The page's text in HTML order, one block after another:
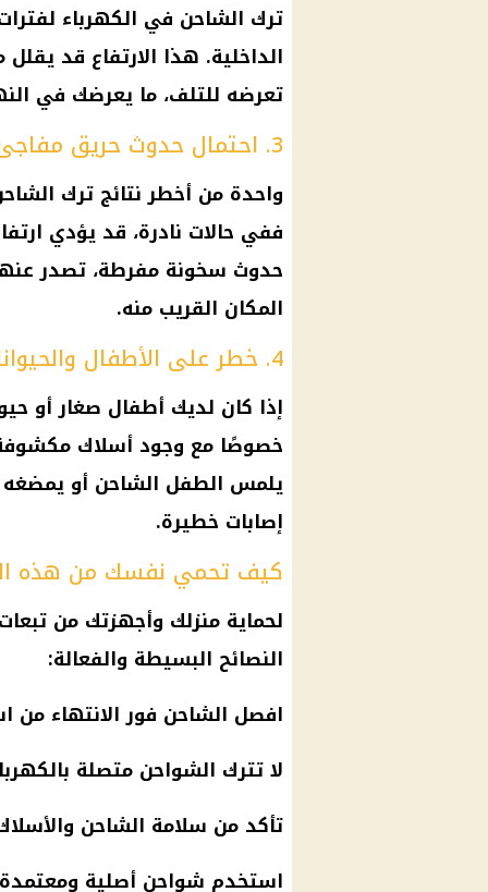
ترك الشاحن في الكهرباء
الداخلية. هذا الارتفاع قد يقلل
تعرضه للتلف، ما يعرضك في
3. احتمال حدوث حريق مفاجئ
واحدة من أخطر نتائج ترك
ففي حالات نادرة، قد يؤدي
حدوث سخونة مفرطة، تصدر
المكان القريب منه.
4. خطر على الأطفال والحيوانات الأليفة
إذا كان لديك أطفال صغار أو
خصوصًا مع وجود أسلاك مكشوفة
يلمس الطفل الشاحن أو يمضغه
إصابات خطيرة.
كيف تحمي نفسك من هذه
لحماية منزلك وأجهزتك من
النصائح البسيطة والفعالة:
افصل الشاحن فور الانتهاء من
لا تترك الشواحن متصلة
تأكد من سلامة الشاحن
استخدم شواحن أصلية ومعتمدة